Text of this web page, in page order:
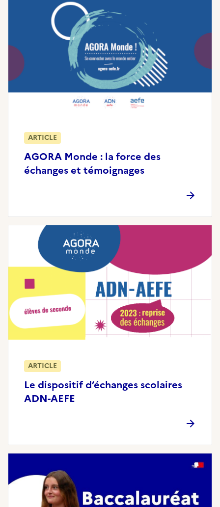
AGORA Monde : la force des
échanges et témoignages
ARTICLE
Le dispositif d’échanges scolaires
ADN-AEFE
ARTICLE